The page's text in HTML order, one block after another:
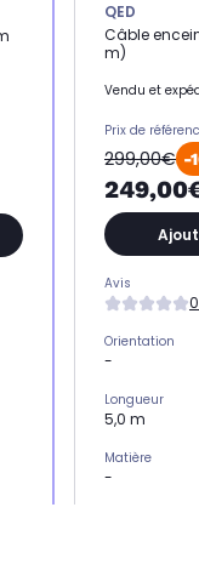
QED
Câble
m)
Vendu et
Prix de
299,00€ -
Avis
Orientation
-
Longueur
5,0 m
Matière
-